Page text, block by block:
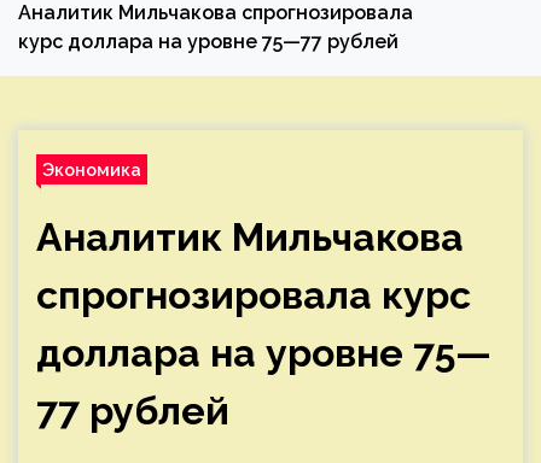
Аналитик Мильчакова спрогнозировала
курс доллара на уровне 75—77 рублей
Экономика
Аналитик Мильчакова
спрогнозировала курс
доллара на уровне 75—
77 рублей